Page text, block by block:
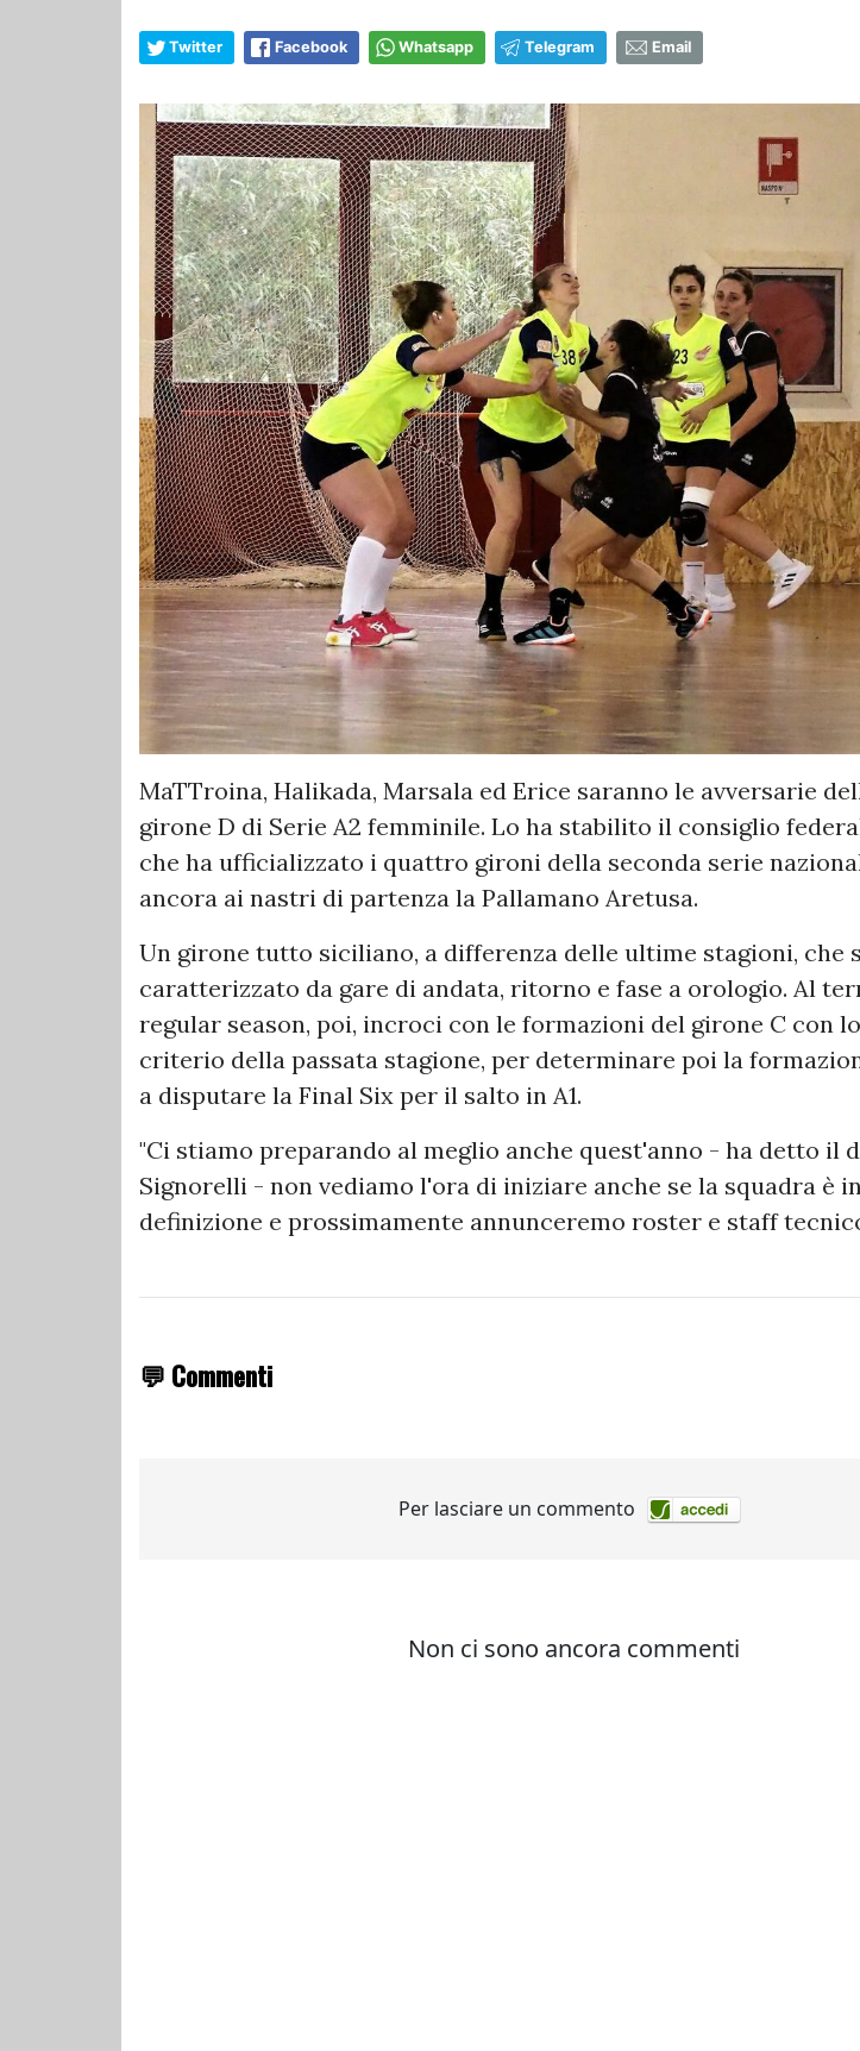
Twitter Facebook Whatsapp Telegram Email
MaTTroina, Halikada, Marsala ed Erice saranno le avversarie
girone D di Serie A2 femminile. Lo ha stabilito il consiglio
che ha ufficializzato i quattro gironi della seconda serie
ancora ai nastri di partenza la Pallamano Aretusa.
Un girone tutto siciliano, a differenza delle ultime stagioni, che
caratterizzato da gare di andata, ritorno e fase a orologio. Al
regular season, poi, incroci con le formazioni del girone C con
criterio della passata stagione, per determinare poi la
a disputare la Final Six per il salto in A1.
"Ci stiamo preparando al meglio anche quest'anno - ha detto il
Signorelli - non vediamo l'ora di iniziare anche se la squadra è
definizione e prossimamente annunceremo roster e staff
💬 Commenti